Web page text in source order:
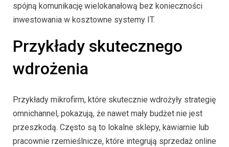
spójną komunikację wielokanałową bez konieczności
inwestowania w kosztowne systemy IT.
Przykłady skutecznego
wdrożenia
Przykłady mikrofirm, które skutecznie wdrożyły strategię
omnichannel, pokazują, że nawet mały budżet nie jest
przeszkodą. Często są to lokalne sklepy, kawiarnie lub
pracownie rzemieślnicze, które integrują sprzedaż online